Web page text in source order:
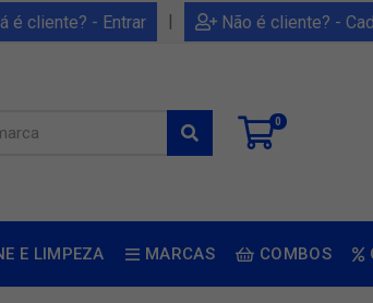
é cliente? - Entrar | Não é cliente? -
0
E LIMPEZA MARCAS COMBOS